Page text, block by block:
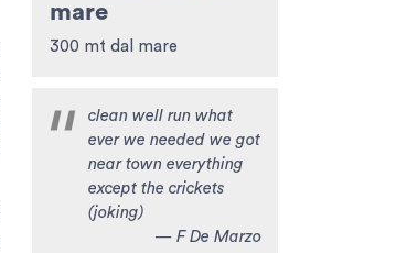
mare
300 mt dal mare
clean well run what
ever we needed we got
near town everything
except the crickets
(joking)
— F De Marzo